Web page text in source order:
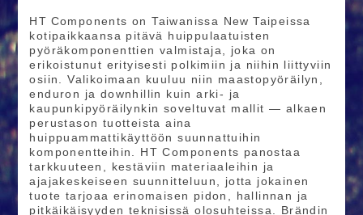
HT Components on Taiwanissa New Taipeissa
kotipaikkaansa pitävä huippulaatuisten
pyöräkomponenttien valmistaja, joka on
erikoistunut erityisesti polkimiin ja niihin liittyviin
osiin. Valikoimaan kuuluu niin maastopyöräilyn,
enduron ja downhillin kuin arki‑ ja
kaupunkipyöräilynkin soveltuvat mallit — alkaen
perustason tuotteista aina
huippuammattikäyttöön suunnattuihin
komponentteihin. HT Components panostaa
tarkkuuteen, kestäviin materiaaleihin ja
ajajakeskeiseen suunnitteluun, jotta jokainen
tuote tarjoaa erinomaisen pidon, hallinnan ja
pitkäikäisyyden teknisissä olosuhteissa. Brändin